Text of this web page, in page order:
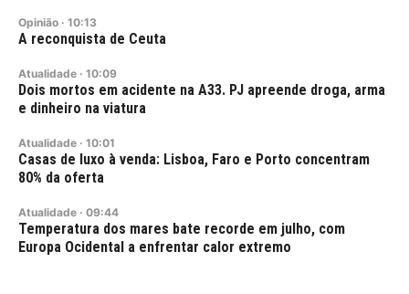
Opinião · 10:13
A reconquista de Ceuta
Atualidade · 10:09
Dois mortos em acidente na A33. PJ apreende droga, arma
e dinheiro na viatura
Atualidade · 10:01
Casas de luxo à venda: Lisboa, Faro e Porto concentram
80% da oferta
Atualidade · 09:44
Temperatura dos mares bate recorde em julho, com
Europa Ocidental a enfrentar calor extremo